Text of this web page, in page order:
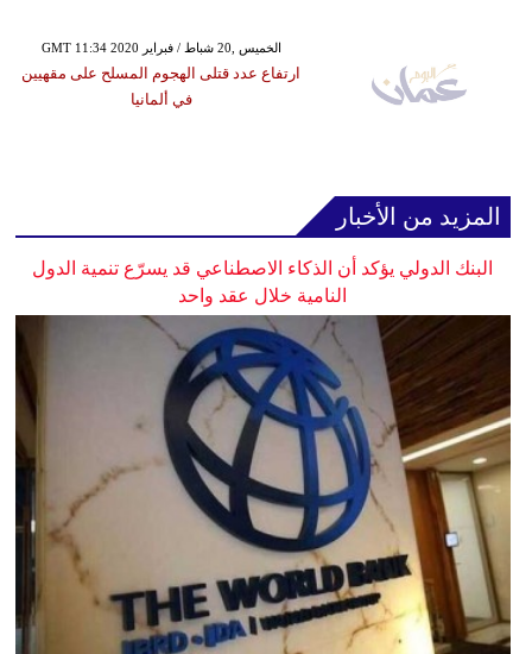
GMT 11:34 2020 الخميس ,20 شباط / فبراير
ارتفاع عدد قتلى الهجوم المسلح على مقهيين
في ألمانيا
المزيد من الأخبار
البنك الدولي يؤكد أن الذكاء الاصطناعي قد يسرّع تنمية الدول
النامية خلال عقد واحد